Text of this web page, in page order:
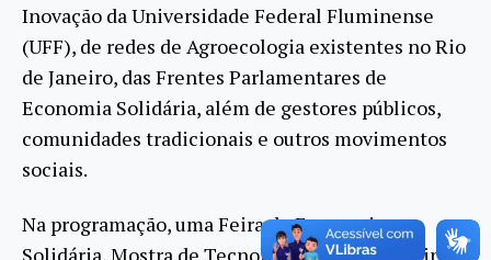
Inovação da Universidade Federal Fluminense
(UFF), de redes de Agroecologia existentes no Rio
de Janeiro, das Frentes Parlamentares de
Economia Solidária, além de gestores públicos,
comunidades tradicionais e outros movimentos
sociais.
Na programação, uma Feira de Economia
Solidária, Mostra de Tecnologias Sociais, oficinas,